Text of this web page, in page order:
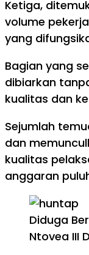
Ketiga,
volume
yang
Bagian yang
dibiarkan
kualitas dan
Sejumlah
dan
kualitas
anggaran
Diduga
Ntovea III